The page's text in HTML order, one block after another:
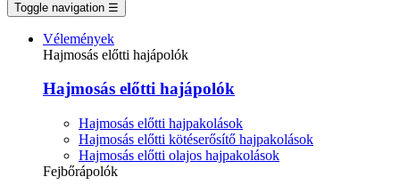
Toggle navigation ☰
Vélemények
Hajmosás előtti hajápolók
Hajmosás előtti hajápolók
Hajmosás előtti hajpakolások
Hajmosás előtti kötéserősítő hajpakolások
Hajmosás előtti olajos hajpakolások
Fejbőrápolók